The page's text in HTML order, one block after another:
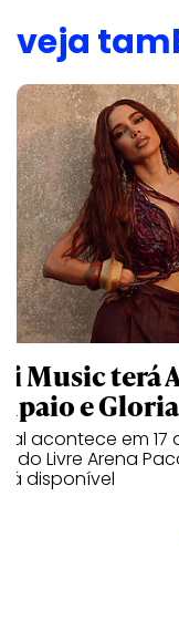
veja
Music terá
e
acontece em 17
Livre Arena
disponível